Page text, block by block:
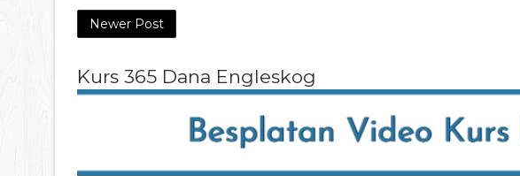
Newer Post
Kurs 365 Dana Engleskog